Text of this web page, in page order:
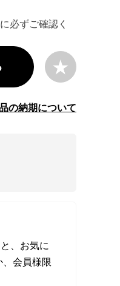
必ずご確認く
の納期について
、お気に
、会員様限